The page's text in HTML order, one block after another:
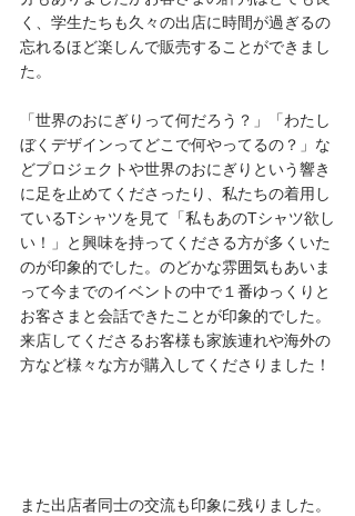
く、学生たちも久々の出店に時間が過ぎるの
忘れるほど楽しんで販売することができまし
た。
「世界のおにぎりって何だろう？」「わたし
ぼくデザインってどこで何やってるの？」な
どプロジェクトや世界のおにぎりという響き
に足を止めてくださったり、私たちの着用し
ているTシャツを見て「私もあのTシャツ欲し
い！」と興味を持ってくださる方が多くいた
のが印象的でした。のどかな雰囲気もあいま
って今までのイベントの中で１番ゆっくりと
お客さまと会話できたことが印象的でした。
来店してくださるお客様も家族連れや海外の
方など様々な方が購入してくださりました！
また出店者同士の交流も印象に残りました。